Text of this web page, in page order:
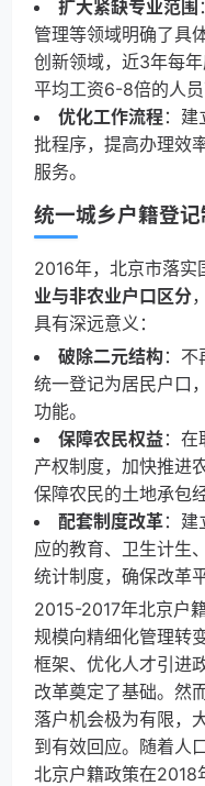
扩大紧缺专业范围
管理等领域明确了具
创新领域，近3年每
平均工资6-8倍的人员
优化工作流程：
批程序，提高办理效
服务。
统一城乡户籍登
2016年，北京市落实
业与非农业户口区分
具有深远意义：
破除二元结构：不
统一登记为居民户口
功能。
保障农民权益：
产权制度，加快推进
保障农民的土地承包
配套制度改革：
应的教育、卫生计生
统计制度，确保改革
2015-2017年北京户
规模向精细化管理转
框架、优化人才引进
改革奠定了基础。然
落户机会极为有限，
到有效回应。随着人
北京户籍政策在2018